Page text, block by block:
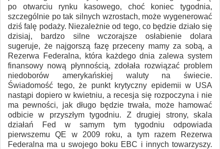
po otwarciu rynku kasowego, choć koniec tygodnia,
szczególnie po tak silnych wzrostach, może wygenerować
dziś falę podaży. Niezależnie od tego, co będzie działo się
dzisiaj, bardzo silne wczorajsze osłabienie dolara
sugeruje, że najgorszą fazę przeceny mamy za sobą, a
Rezerwa Federalna, która każdego dnia zalewa system
finansowy nową płynnością, zdołała rozwiązać problem
niedoborów amerykańskiej waluty na świecie.
Świadomość tego, że punkt krytyczny epidemii w USA
nastąpi dopiero w kwietniu, a recesja się rozpoczyna i nie
ma pewności, jak długo będzie trwała, może hamować
odbicie w przyszłym tygodniu. Z drugiej strony, skala
działań Fed w samym tym tygodniu odpowiada
pierwszemu QE w 2009 roku, a tym razem Rezerwa
Federalna ma u swojego boku EBC i innych towarzyszy.